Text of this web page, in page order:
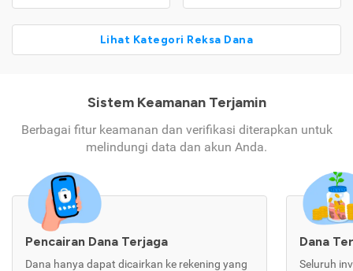
Lihat Kategori Reksa Dana
Sistem Keamanan Terjamin
Berbagai fitur keamanan dan verifikasi diterapkan untuk
melindungi data dan akun Anda.
Pencairan Dana Terjaga
Dana hanya dapat dicairkan ke rekening yang
Dana
Seluruh